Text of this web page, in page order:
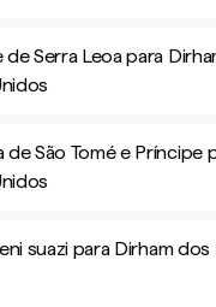
de Serra Leoa para
de São Tomé e Príncipe
suazi para Dirham dos